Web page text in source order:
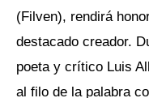
(Filven), rendirá
destacado creador.
poeta y crítico Luis
al filo de la palabra